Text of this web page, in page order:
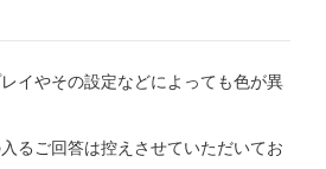
イやその設定などによっても色が異
るご回答は控えさせていただいてお